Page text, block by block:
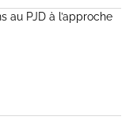
au PJD à l’approche